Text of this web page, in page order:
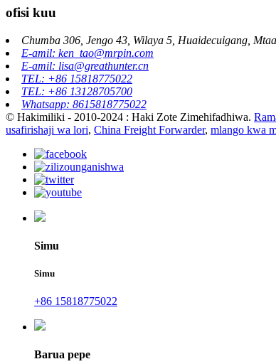
ofisi kuu
Chumba 306, Jengo 43, Wilaya 5, Huaidecuigang,
E-amil: ken_tao@mrpin.com
E-amil: lisa@greathunter.cn
TEL: +86 15818775022
TEL: +86 13128705700
Whatsapp: 8615818775022
© Hakimiliki - 2010-2024 : Haki Zote Zimehifadhiwa.
usafirishaji wa lori, China Freight Forwarder, mlango kwa
Simu
Simu
+86 15818775022
Barua pepe